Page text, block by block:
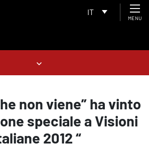
IT
MENU
non viene” ha vinto
speciale a Visioni
2012 “